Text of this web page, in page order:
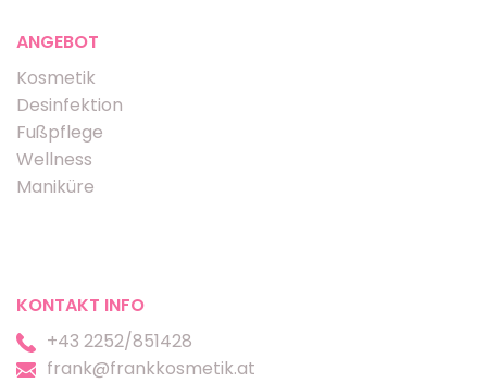
ANGEBOT
Kosmetik
Desinfektion
Fußpflege
Wellness
Maniküre
KONTAKT INFO
+43 2252/851428
frank@frankkosmetik.at